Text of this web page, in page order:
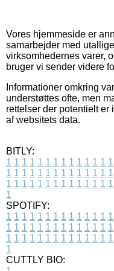
Vores hjemmeside er
samarbejder med
virksomhedernes varer,
bruger vi sender videre
Informationer omkring
understøttes ofte, men
rettelser der potentielt
af websitets data.
BITLY:
1 1 1 1 1 1 1 1 1 1 1 1 1 1
1 1 1 1 1 1 1 1 1 1 1 1 1 1
1 1 1 1 1 1 1 1 1 1 1 1 1 1
1
SPOTIFY:
1 1 1 1 1 1 1 1 1 1 1 1 1 1
1 1 1 1 1 1 1 1 1 1 1 1 1 1
1 1 1 1 1 1 1 1 1 1 1 1 1 1
1
CUTTLY BIO: